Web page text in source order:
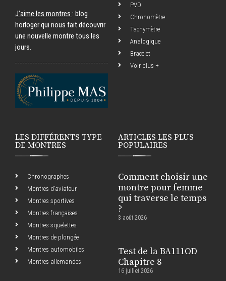
J’aime les montres : blog
horloger qui nous fait découvrir
une nouvelle montre tous les
jours.
PVD
Chronomètre
Tachymètre
Analogique
Bracelet
Voir plus +
LES DIFFÉRENTS TYPE
DE MONTRES
Chronographes
Montres d’aviateur
Montres sportives
Montres françaises
Montres squelettes
Montres de plongée
Montres automobiles
Montres allemandes
ARTICLES LES PLUS
POPULAIRES
Comment choisir une
montre pour femme
qui traverse le temps
?
3 août 2026
Test de la BA111OD
Chapitre 8
16 juillet 2026